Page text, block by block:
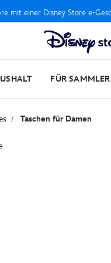
mit einer Disney Store e-
FÜR SAMMLER
Taschen für Damen